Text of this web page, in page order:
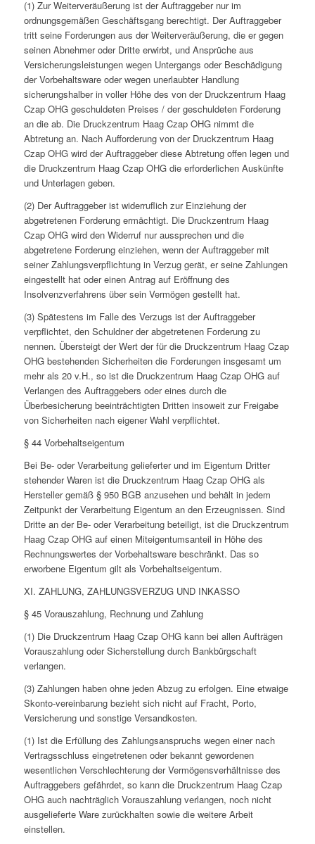
(1) Zur Weiterveräußerung ist der Auftraggeber nur im
ordnungsgemäßen Geschäftsgang berechtigt. Der Auftraggeber
tritt seine Forderungen aus der Weiterveräußerung, die er gegen
seinen Abnehmer oder Dritte erwirbt, und Ansprüche aus
Versicherungsleistungen wegen Untergangs oder Beschädigung
der Vorbehaltsware oder wegen unerlaubter Handlung
sicherungshalber in voller Höhe des von der Druckzentrum Haag
Czap OHG geschuldeten Preises / der geschuldeten Forderung
an die ab. Die Druckzentrum Haag Czap OHG nimmt die
Abtretung an. Nach Aufforderung von der Druckzentrum Haag
Czap OHG wird der Auftraggeber diese Abtretung offen legen und
die Druckzentrum Haag Czap OHG die erforderlichen Auskünfte
und Unterlagen geben.
(2) Der Auftraggeber ist widerruflich zur Einziehung der
abgetretenen Forderung ermächtigt. Die Druckzentrum Haag
Czap OHG wird den Widerruf nur aussprechen und die
abgetretene Forderung einziehen, wenn der Auftraggeber mit
seiner Zahlungsverpflichtung in Verzug gerät, er seine Zahlungen
eingestellt hat oder einen Antrag auf Eröffnung des
Insolvenzverfahrens über sein Vermögen gestellt hat.
(3) Spätestens im Falle des Verzugs ist der Auftraggeber
verpflichtet, den Schuldner der abgetretenen Forderung zu
nennen. Übersteigt der Wert der für die Druckzentrum Haag Czap
OHG bestehenden Sicherheiten die Forderungen insgesamt um
mehr als 20 v.H., so ist die Druckzentrum Haag Czap OHG auf
Verlangen des Auftraggebers oder eines durch die
Überbesicherung beeinträchtigten Dritten insoweit zur Freigabe
von Sicherheiten nach eigener Wahl verpflichtet.
§ 44 Vorbehaltseigentum
Bei Be- oder Verarbeitung gelieferter und im Eigentum Dritter
stehender Waren ist die Druckzentrum Haag Czap OHG als
Hersteller gemäß § 950 BGB anzusehen und behält in jedem
Zeitpunkt der Verarbeitung Eigentum an den Erzeugnissen. Sind
Dritte an der Be- oder Verarbeitung beteiligt, ist die Druckzentrum
Haag Czap OHG auf einen Miteigentumsanteil in Höhe des
Rechnungswertes der Vorbehaltsware beschränkt. Das so
erworbene Eigentum gilt als Vorbehaltseigentum.
XI. ZAHLUNG, ZAHLUNGSVERZUG UND INKASSO
§ 45 Vorauszahlung, Rechnung und Zahlung
(1) Die Druckzentrum Haag Czap OHG kann bei allen Aufträgen
Vorauszahlung oder Sicherstellung durch Bankbürgschaft
verlangen.
(3) Zahlungen haben ohne jeden Abzug zu erfolgen. Eine etwaige
Skonto-vereinbarung bezieht sich nicht auf Fracht, Porto,
Versicherung und sonstige Versandkosten.
(1) Ist die Erfüllung des Zahlungsanspruchs wegen einer nach
Vertragsschluss eingetretenen oder bekannt gewordenen
wesentlichen Verschlechterung der Vermögensverhältnisse des
Auftraggebers gefährdet, so kann die Druckzentrum Haag Czap
OHG auch nachträglich Vorauszahlung verlangen, noch nicht
ausgelieferte Ware zurückhalten sowie die weitere Arbeit
einstellen.